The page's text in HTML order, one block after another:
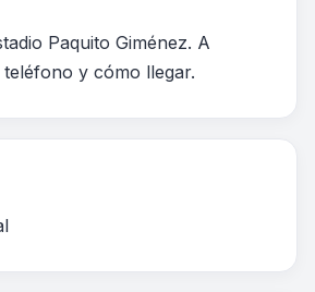
Paquito Giménez. A
y cómo llegar.